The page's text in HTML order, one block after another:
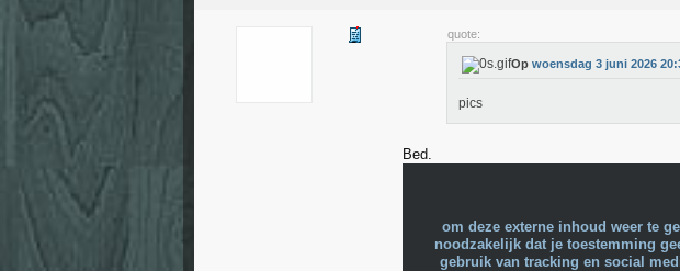
quote:
Op woensdag 3 juni 2026
pics
Bed.
om deze externe inhoud weer te
noodzakelijk dat je toestemming
gebruik van tracking en social